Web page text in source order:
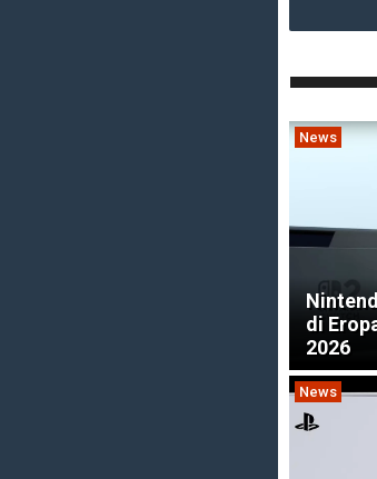
News
di
2026
News